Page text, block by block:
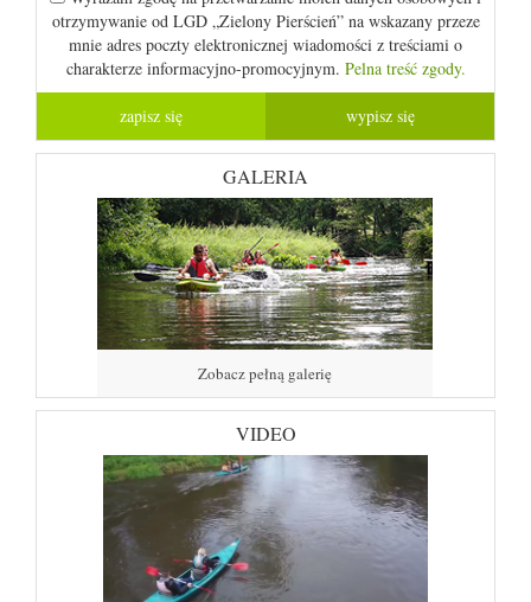
otrzymywanie od LGD „Zielony Pierścień” na wskazany przeze
mnie adres poczty elektronicznej wiadomości z treściami o
charakterze informacyjno-promocyjnym. Pelna treść zgody.
GALERIA
Zobacz pełną galerię
VIDEO